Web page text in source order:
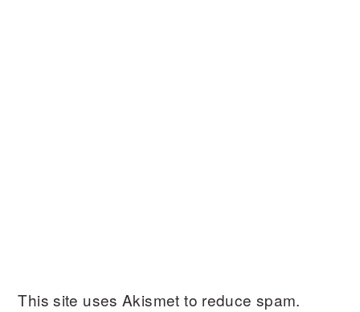
This site uses Akismet to reduce spam.